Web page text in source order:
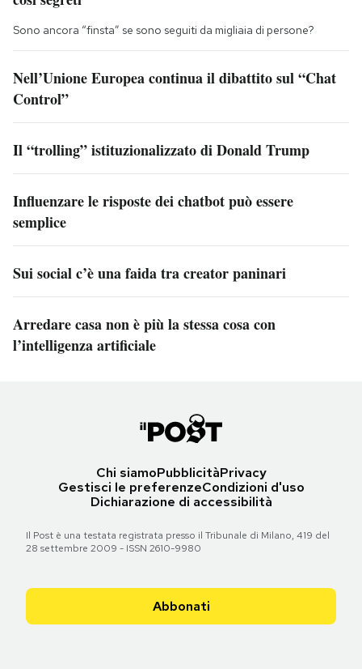
Sono ancora “finsta” se sono seguiti da migliaia di persone?
Nell’Unione Europea continua il dibattito sul “Chat
Control”
Il “trolling” istituzionalizzato di Donald Trump
Influenzare le risposte dei chatbot può essere
semplice
Sui social c’è una faida tra creator paninari
Arredare casa non è più la stessa cosa con
l’intelligenza artificiale
Chi siamoPubblicitàPrivacy
Gestisci le preferenzeCondizioni d'uso
Dichiarazione di accessibilità
Il Post è una testata registrata presso il Tribunale di Milano, 419 del
28 settembre 2009 - ISSN 2610-9980
Abbonati